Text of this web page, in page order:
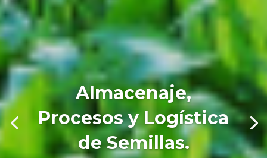
Almacenaje,
Procesos y Logística
de Semillas.